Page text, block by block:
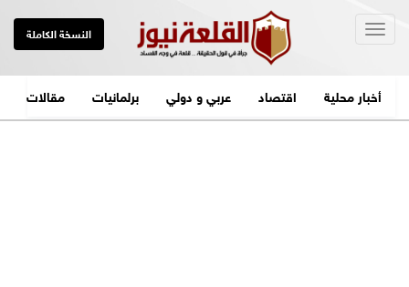
النسخة الكاملة
أخبار محلية اقتصاد عربي و دولي برلمانيات مقالات